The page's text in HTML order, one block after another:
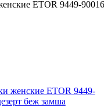
ETOR 9449-